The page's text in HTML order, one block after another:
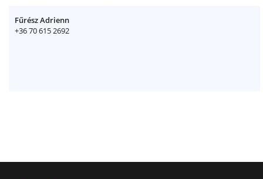
Fűrész Adrienn
+36 70 615 2692